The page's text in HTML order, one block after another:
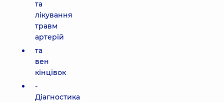
та
лікування
травм
артерій
та
вен
кінцівок
-
Діагностика